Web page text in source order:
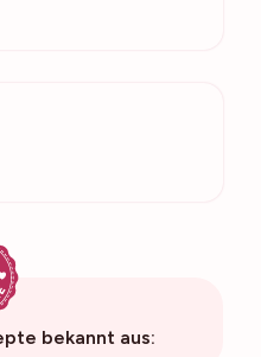
bekannt aus: